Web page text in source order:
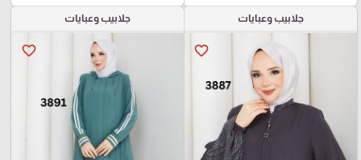
جلابيب وعبايات
favorite_border
جلابيب وعبايات
favorite_border